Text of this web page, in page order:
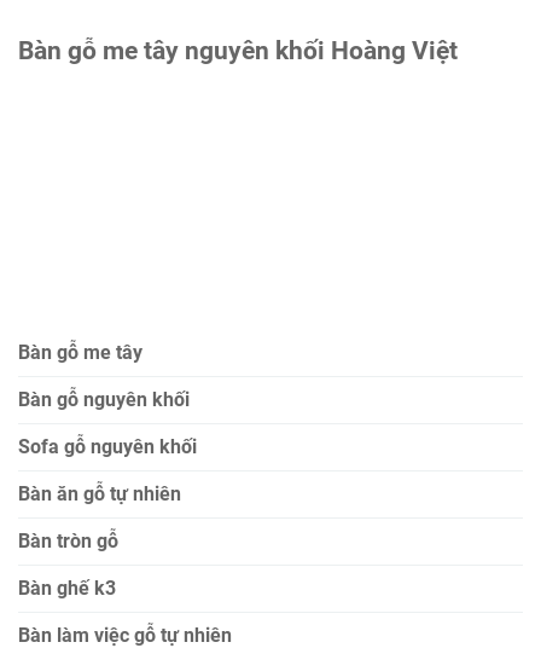
Bàn gỗ me tây nguyên khối Hoàng Việt
Bàn gỗ me tây
Bàn gỗ nguyên khối
Sofa gỗ nguyên khối
Bàn ăn gỗ tự nhiên
Bàn tròn gỗ
Bàn ghế k3
Bàn làm việc gỗ tự nhiên